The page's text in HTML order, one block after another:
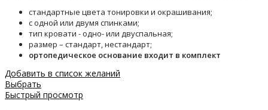
стандартные цвета тонировки и окрашивания;
с одной или двумя спинками;
тип кровати - одно- или двуспальная;
размер – стандарт, нестандарт;
ортопедическое основание входит в комплект
Добавить в список желаний
Выбрать
Быстрый просмотр